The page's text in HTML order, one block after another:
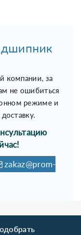
компании, за
не ошибиться
режиме и
zakaz@prom-